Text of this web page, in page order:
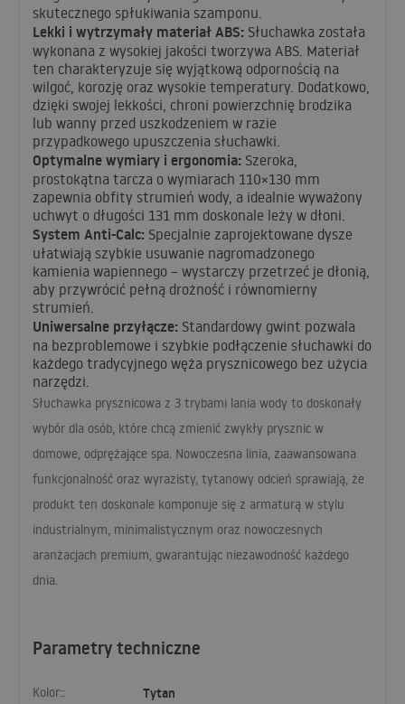
Parametry techniczne
Kolor:: Tytan
skutecznego spłukiwania szamponu.
Lekki i wytrzymały materiałABS: Słuchawka została
wykonana z wysokiej jakości tworzywa ABS . Materiał
ten charakteryzuje się wyjątkową odpornością na
wilgoć, korozję oraz wysokie temperatury. Dodatkowo,
dzięki swojej lekkości, chroni powierzchnię brodzika
lub wanny przed uszkodzeniem w razie
przypadkowego upuszczenia słuchawki.
Optymalne wymiary i ergonomia: Szeroka,
prostokątna tarcza o wymiarach 110×130 mm
zapewnia obfity strumień wody, a idealnie wyważony
uchwyt o długości 131 mm doskonale leży w dłoni.
System Anti-Calc: Specjalnie zaprojektowane dysze
ułatwiają szybkie usuwanie nagromadzonego
kamienia wapiennego – wystarczy przetrzeć je dłonią,
aby przywrócić pełną drożność i równomierny
strumień.
Uniwersalne przyłącze: Standardowy gwint pozwala
na bezproblemowe i szybkie podłączenie słuchawki do
każdego tradycyjnego węża prysznicowego bez użycia
narzędzi.
Słuchawka prysznicowa z 3 trybami lania wody to doskonały
wybór dla osób, które chcą zmienić zwykły prysznic w
domowe, odprężające spa. Nowoczesna linia, zaawansowana
funkcjonalność oraz wyrazisty, tytanowy odcień sprawiają, że
produkt ten doskonale komponuje się z armaturą w stylu
industrialnym, minimalistycznym oraz nowoczesnych
aranżacjach premium, gwarantując niezawodność każdego
dnia.